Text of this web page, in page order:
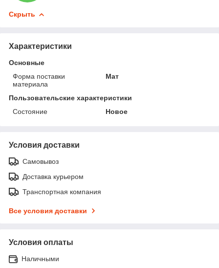
Скрыть
Характеристики
Основные
Форма поставки
материала
Мат
Пользовательские характеристики
Состояние
Новое
Условия доставки
Самовывоз
Доставка курьером
Транспортная компания
Все условия доставки
Условия оплаты
Наличными